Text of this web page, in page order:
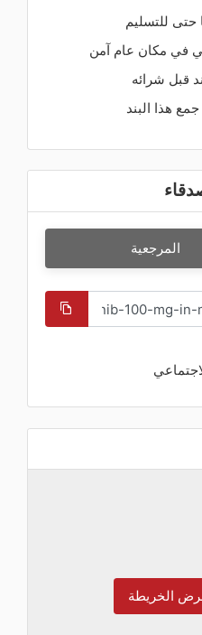
حتى للتسليم
في مكان عام آمن
قبل شرائه
هذا البند
المرجعية
الخريطة